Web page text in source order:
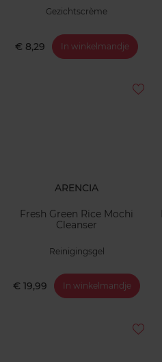
Gezichtscrème
€ 8,29 In winkelmandje
ARENCIA
Fresh Green Rice Mochi
Cleanser
Reinigingsgel
€ 19,99 In winkelmandje